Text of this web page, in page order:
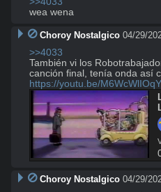
wea wena
Choroy Nostalgico 04/29/
>>4033
También vi los
https://youtu.be/
Choroy Nostalgico 04/29/